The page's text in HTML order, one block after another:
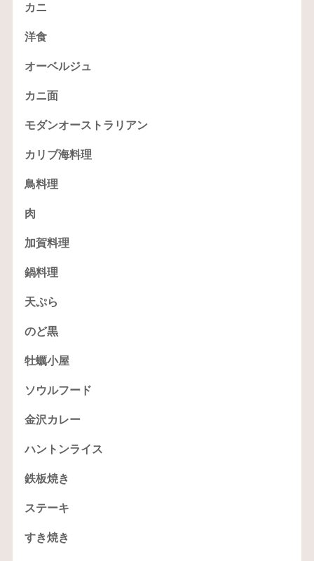
カニ
洋食
オーベルジュ
カニ面
モダンオーストラリアン
カリブ海料理
鳥料理
肉
加賀料理
鍋料理
天ぷら
のど黒
牡蠣小屋
ソウルフード
金沢カレー
ハントンライス
鉄板焼き
ステーキ
すき焼き